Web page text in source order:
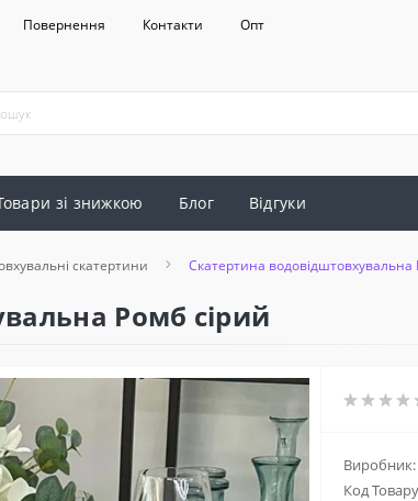
Повернення Контакти Опт
зі знижкою Блог Відгуки
скатертини Скатертина водовідштовхувальна
Ромб сірий
Виробник:
Код